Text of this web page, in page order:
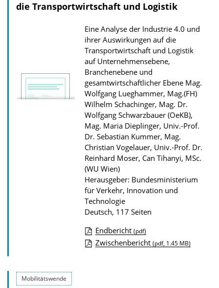
o
d
s
z
u
r
P
u
b
l
i
k
a
t
i
o
n
die Transportwirtschaft und Logistik
Eine Analyse der Industrie 4.0 und
ihrer Auswirkungen auf die
Transportwirtschaft und Logistik
auf Unternehmensebene,
Branchenebene und
gesamtwirtschaftlicher Ebene Mag.
Wolfgang Lueghammer, Mag.(FH)
Wilhelm Schachinger, Mag. Dr.
Wolfgang Schwarzbauer (OeKB),
Mag. Maria Dieplinger, Univ.-Prof.
Dr. Sebastian Kummer, Mag.
Christian Vogelauer, Univ.-Prof. Dr.
Reinhard Moser, Can Tihanyi, MSc.
(WU Wien)
Herausgeber: Bundesministerium
für Verkehr, Innovation und
Technologie
Deutsch, 117 Seiten
D
Endbericht (pdf)
Zwischenbericht (pdf, 1.45 MB)
Mobilitätswende